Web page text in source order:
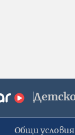
Общи условия